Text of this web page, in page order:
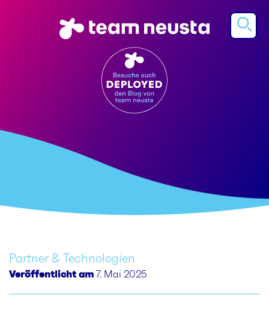
Partner & Technologien
Veröffentlicht am 7. Mai 2025